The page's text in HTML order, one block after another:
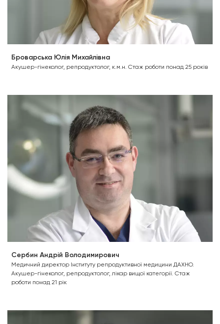
Броварська Юлія Михайлівна
Акушер-гінеколог, репродуктолог, к.м.н. Стаж роботи понад 25 років
Сербин Андрій Володимирович
Медичний директор Інституту репродуктивної медицини ДАХНО.
Акушер-гінеколог, репродуктолог, лікар вищої категорії. Стаж
роботи понад 21 рік